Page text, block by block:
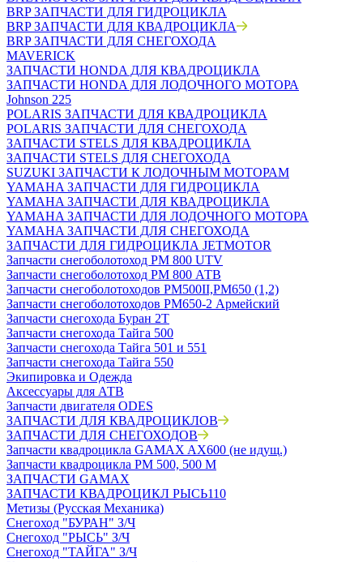
BRP ЗАПЧАСТИ ДЛЯ ГИДРОЦИКЛА
BRP ЗАПЧАСТИ ДЛЯ КВАДРОЦИКЛА
BRP ЗАПЧАСТИ ДЛЯ СНЕГОХОДА
MAVERICK
ЗАПЧАСТИ HONDA ДЛЯ КВАДРОЦИКЛА
ЗАПЧАСТИ HONDA ДЛЯ ЛОДОЧНОГО МОТОРА
Johnson 225
POLARIS ЗАПЧАСТИ ДЛЯ КВАДРОЦИКЛА
POLARIS ЗАПЧАСТИ ДЛЯ СНЕГОХОДА
ЗАПЧАСТИ STELS ДЛЯ КВАДРОЦИКЛА
ЗАПЧАСТИ STELS ДЛЯ СНЕГОХОДА
SUZUKI ЗАПЧАСТИ К ЛОДОЧНЫМ МОТОРАМ
YAMAHA ЗАПЧАСТИ ДЛЯ ГИДРОЦИКЛА
YAMAHA ЗАПЧАСТИ ДЛЯ КВАДРОЦИКЛА
YAMAHA ЗАПЧАСТИ ДЛЯ ЛОДОЧНОГО МОТОРА
YAMAHA ЗАПЧАСТИ ДЛЯ СНЕГОХОДА
ЗАПЧАСТИ ДЛЯ ГИДРОЦИКЛА JETMOTOR
Запчасти снегоболотоход РМ 800 UTV
Запчасти снегоболотоход РМ 800 АТВ
Запчасти снегоболотоходов РМ500II,РМ650 (1,2)
Запчасти снегоболотоходов РМ650-2 Армейский
Запчасти снегохода Буран 2Т
Запчасти снегохода Тайга 500
Запчасти снегохода Тайга 501 и 551
Запчасти снегохода Тайга 550
Экипировка и Одежда
Аксессуары для АТВ
Запчасти двигателя ODES
ЗАПЧАСТИ ДЛЯ КВАДРОЦИКЛОВ
ЗАПЧАСТИ ДЛЯ СНЕГОХОДОВ
Запчасти квадроцикла GAMAX AX600 (не идущ.)
Запчасти квадроцикла РМ 500, 500 М
ЗАПЧАСТИ GAMAX
ЗАПЧАСТИ КВАДРОЦИКЛ РЫСЬ110
Метизы (Русская Механика)
Снегоход "БУРАН" З/Ч
Снегоход "РЫСЬ" З/Ч
Снегоход "ТАЙГА" З/Ч